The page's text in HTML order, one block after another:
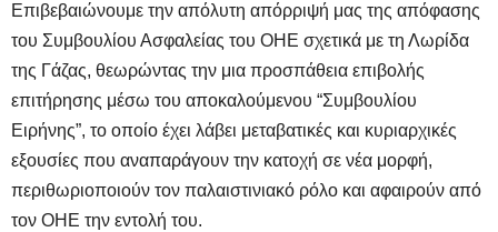
Επιβεβαιώνουμε την απόλυτη απόρριψή μας της απόφασης
του Συμβουλίου Ασφαλείας του ΟΗΕ σχετικά με τη Λωρίδα
της Γάζας, θεωρώντας την μια προσπάθεια επιβολής
επιτήρησης μέσω του αποκαλούμενου “Συμβουλίου
Ειρήνης”, το οποίο έχει λάβει μεταβατικές και κυριαρχικές
εξουσίες που αναπαράγουν την κατοχή σε νέα μορφή,
περιθωριοποιούν τον παλαιστινιακό ρόλο και αφαιρούν από
τον ΟΗΕ την εντολή του.